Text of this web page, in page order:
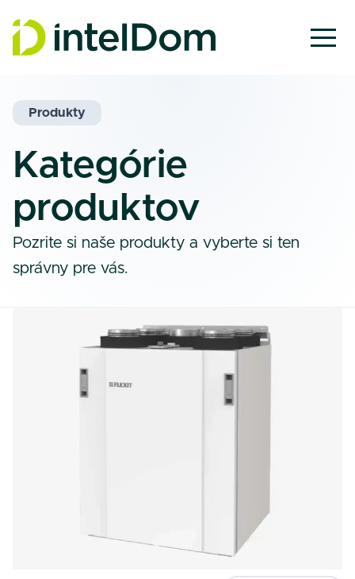
Produkty
Kategórie
produktov
Pozrite si naše produkty a vyberte si ten
správny pre vás.